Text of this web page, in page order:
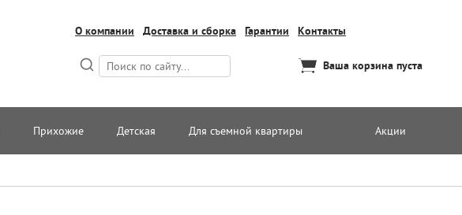
О компании Доставка и сборка Гарантии Контакты
Ваша корзина пуста
Прихожие Детская Для съемной квартиры Акции